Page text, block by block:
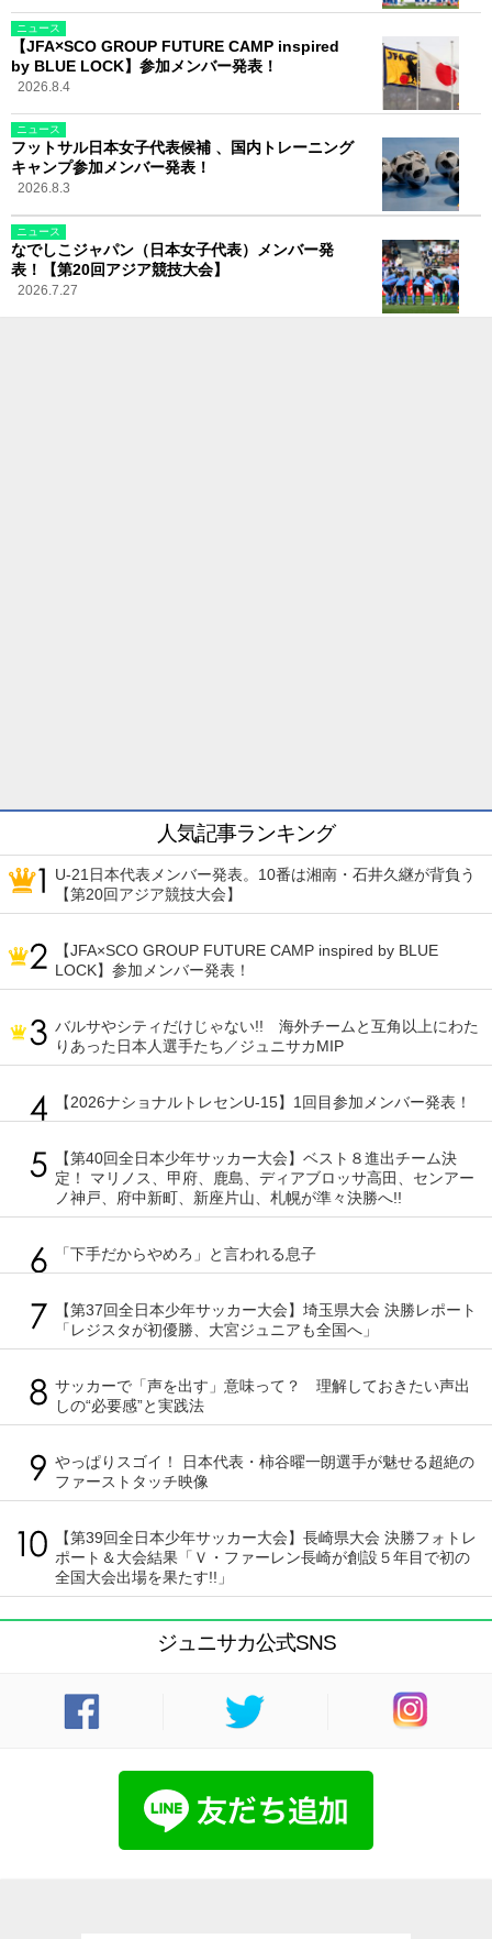
ニュース
【JFA×SCO GROUP FUTURE CAMP inspired
by BLUE LOCK】参加メンバー発表！
2026.8.4
ニュース
フットサル日本女子代表候補 、国内トレーニング
キャンプ参加メンバー発表！
2026.8.3
ニュース
なでしこジャパン（日本女子代表）メンバー発
表！【第20回アジア競技大会】
2026.7.27
人気記事ランキング
U-21日本代表メンバー発表。10番は湘南・石井久継が背負う
【第20回アジア競技大会】
【JFA×SCO GROUP FUTURE CAMP inspired by BLUE
LOCK】参加メンバー発表！
バルサやシティだけじゃない!! 海外チームと互角以上にわた
りあった日本人選手たち／ジュニサカMIP
【2026ナショナルトレセンU-15】1回目参加メンバー発表！
【第40回全日本少年サッカー大会】ベスト８進出チーム決
定！ マリノス、甲府、鹿島、ディアブロッサ高田、センアー
ノ神戸、府中新町、新座片山、札幌が準々決勝へ!!
「下手だからやめろ」と言われる息子
【第37回全日本少年サッカー大会】埼玉県大会 決勝レポート
「レジスタが初優勝、大宮ジュニアも全国へ」
サッカーで「声を出す」意味って？ 理解しておきたい声出
しの“必要感”と実践法
やっぱりスゴイ！ 日本代表・柿谷曜一朗選手が魅せる超絶の
ファーストタッチ映像
【第39回全日本少年サッカー大会】長崎県大会 決勝フォトレ
ポート＆大会結果「Ｖ・ファーレン長崎が創設５年目で初の
全国大会出場を果たす!!」
ジュニサカ公式SNS